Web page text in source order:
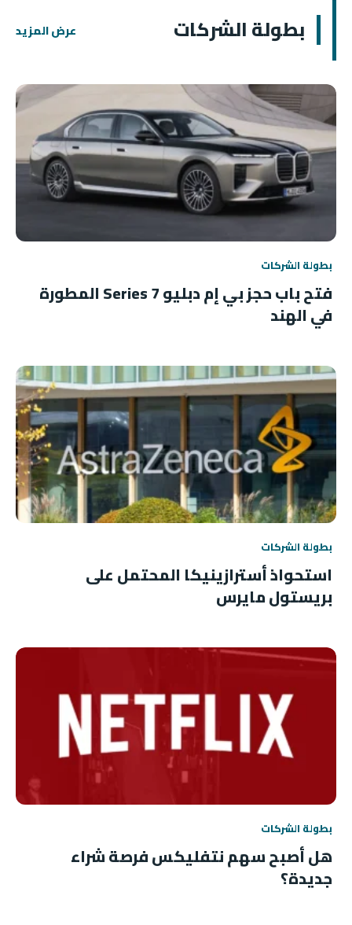
بطولة الشركات عرض المزيد
بطولة الشركات
فتح باب حجز بي إم دبليو 7 Series المطورة
في الهند
بطولة الشركات
استحواذ أسترازينيكا المحتمل على
بريستول مايرس
بطولة الشركات
هل أصبح سهم نتفليكس فرصة شراء
جديدة؟